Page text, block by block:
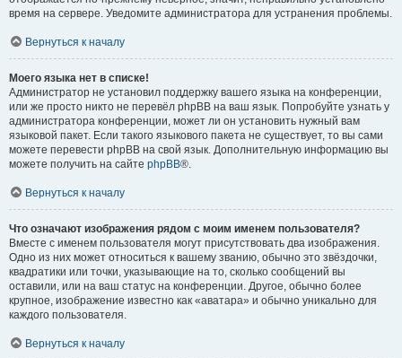
время на сервере. Уведомите администратора для устранения проблемы.
Вернуться к началу
Моего языка нет в списке!
Администратор не установил поддержку вашего языка на конференции,
или же просто никто не перевёл phpBB на ваш язык. Попробуйте узнать у
администратора конференции, может ли он установить нужный вам
языковой пакет. Если такого языкового пакета не существует, то вы сами
можете перевести phpBB на свой язык. Дополнительную информацию вы
можете получить на сайте phpBB®.
Вернуться к началу
Что означают изображения рядом с моим именем пользователя?
Вместе с именем пользователя могут присутствовать два изображения.
Одно из них может относиться к вашему званию, обычно это звёздочки,
квадратики или точки, указывающие на то, сколько сообщений вы
оставили, или на ваш статус на конференции. Другое, обычно более
крупное, изображение известно как «аватара» и обычно уникально для
каждого пользователя.
Вернуться к началу